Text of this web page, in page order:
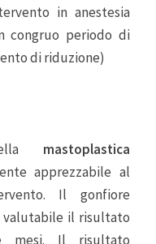
in anestesia
congruo periodo di
di riduzione)
mastoplastica
apprezzabile al
Il gonfiore
valutabile il risultato
mesi. Il risultato